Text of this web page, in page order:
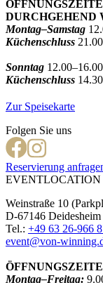
DURCHGEHEND
Montag–Samstag
Küchenschluss
Sonntag
Küchenschluss
Zur Speisekarte
Folgen Sie uns
Reservierung
EVENTLOCATION
Weinstraße 10
D-67146 Deidesheim
Tel.: +49 63 26-966
event@von-
Montag–Freitag: